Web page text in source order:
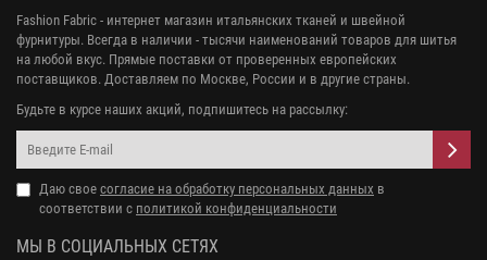
Fashion Fabric - интернет магазин итальянских тканей и швейной
фурнитуры. Всегда в наличии - тысячи наименований товаров для шитья
на любой вкус. Прямые поставки от проверенных европейских
поставщиков. Доставляем по Москве, России и в другие страны.
Будьте в курсе наших акций, подпишитесь на рассылку:
Даю свое согласие на обработку персональных данных в
соответствии с политикой конфиденциальности
МЫ В СОЦИАЛЬНЫХ СЕТЯХ